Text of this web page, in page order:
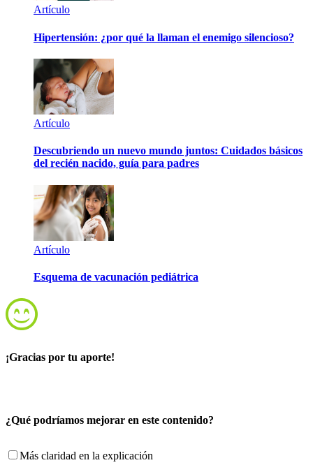
Artículo
Hipertensión: ¿por qué la llaman el enemigo silencioso?
Artículo
Descubriendo un nuevo mundo juntos: Cuidados básicos
del recién nacido, guía para padres
Artículo
Esquema de vacunación pediátrica
¡Gracias por tu aporte!
¿Qué podríamos mejorar en este contenido?
Más claridad en la explicación